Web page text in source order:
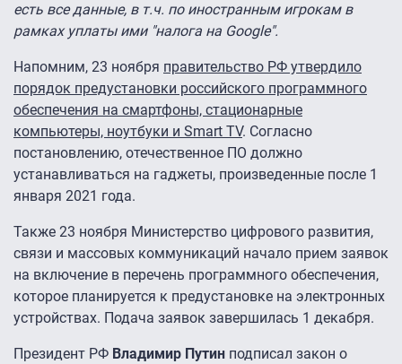
есть все данные, в т.ч. по иностранным игрокам в
рамках уплаты ими "налога на Google".
Напомним, 23 ноября правительство РФ утвердило
порядок предустановки российского программного
обеспечения на смартфоны, стационарные
компьютеры, ноутбуки и Smart TV. Согласно
постановлению, отечественное ПО должно
устанавливаться на гаджеты, произведенные после 1
января 2021 года.
Также 23 ноября Министерство цифрового развития,
связи и массовых коммуникаций начало прием заявок
на включение в перечень программного обеспечения,
которое планируется к предустановке на электронных
устройствах. Подача заявок завершилась 1 декабря.
Президент РФ Владимир Путин подписал закон о